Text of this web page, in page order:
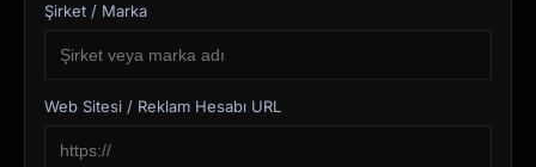
Şirket / Marka
Web Sitesi / Reklam Hesabı URL